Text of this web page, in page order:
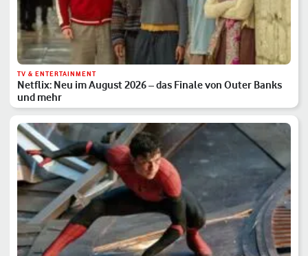
TV & ENTERTAINMENT
Netflix: Neu im August 2026 – das Finale von Outer Banks
und mehr